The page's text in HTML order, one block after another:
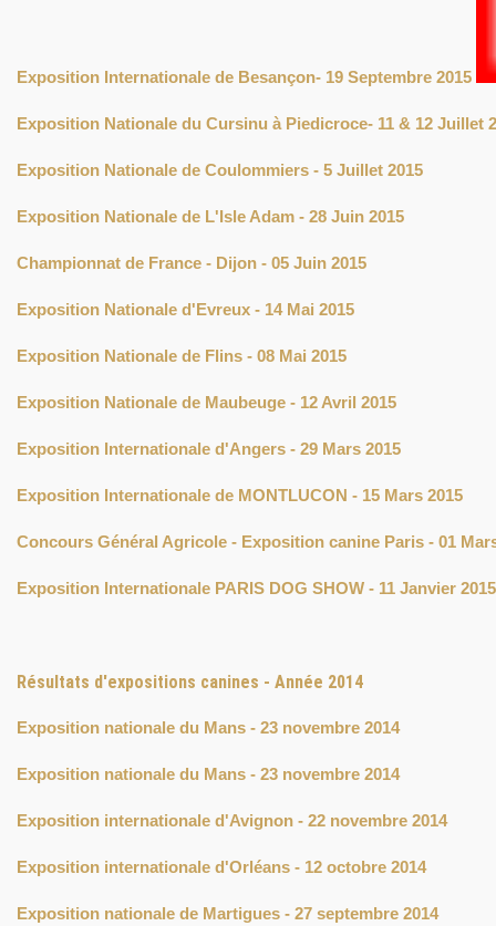
Exposition Internationale de Besançon- 19 Septembre 2015
Exposition Nationale du Cursinu à Piedicroce- 11 & 12 Juillet
Exposition Nationale de Coulommiers - 5 Juillet 2015
Exposition Nationale de L'Isle Adam - 28 Juin 2015
Championnat de France - Dijon - 05 Juin 2015
Exposition Nationale d'Evreux - 14 Mai 2015
Exposition Nationale de Flins - 08 Mai 2015
Exposition Nationale de Maubeuge - 12 Avril 2015
Exposition Internationale d'Angers - 29 Mars 2015
Exposition Internationale de MONTLUCON - 15 Mars 2015
Concours Général Agricole - Exposition canine Paris - 01
Exposition Internationale PARIS DOG SHOW - 11 Janvier
Résultats d'expositions canines - Année 2014
Exposition nationale du Mans - 23 novembre 2014
Exposition nationale du Mans - 23 novembre 2014
Exposition internationale d'Avignon - 22 novembre 2014
Exposition internationale d'Orléans - 12 octobre 2014
Exposition nationale de Martigues - 27 septembre 2014